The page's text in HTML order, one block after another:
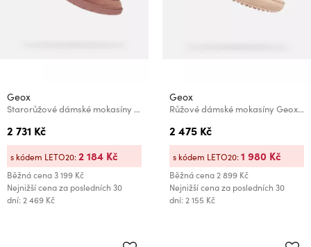
Geox
Starorůžové dámské mokasíny Geox Spherica EC1 B
2 731 Kč
Běžná cena3 199 Kč
Nejnižší cena za posledních 30
dní: 2 469 Kč
s kódem LETO20:2 184 Kč
Geox
Růžové dámské mokasíny Geox Kalistena
2 475 Kč
Běžná cena2 899 Kč
Nejnižší cena za posledních 30
dní: 2 155 Kč
s kódem LETO20:1 980 Kč